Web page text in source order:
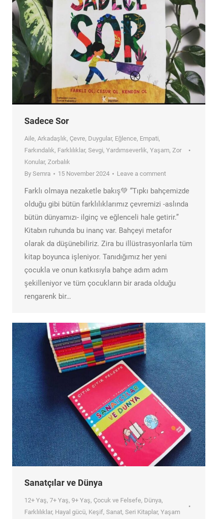
Sadece Sor
Aile, Arkadaşlık, Çevre, Duygular, Eğlence, Empati,
Farkındalık, Farklılıklar, Sevgi, Yardımseverlik, Yaşam, Zor
Konular, Zorbalık
By Semra 15 November 2024 Leave a comment
Farklı olmaya nezaketle bakış💚 “Tıpkı bahçemizde
olduğu gibi bütün farklılıklarımız çevremizi -aslında
bütün dünyamızı- ilginç ve eğlenceli hale getirir.”
Kitabın ruhunda bu inanç var. Bahçeyi metafor
olarak da düşünebiliriz. Zira bu illüstrasyonlarla tüm
kitap boyunca işleniyor. Tanıdığımız her yeni
çocukla ve onun katkısıyla bahçe adım adım
şekilleniyor ve tüm çocukların bir arada olduğu
rengarenk bir…
Sanatçılar ve Dünya
12+ Yaş, 7+ Yaş, 9+ Yaş, Çocuk ve Felsefe, Dünya,
Farklılıklar, Hayal gücü, Keşif, Sanat, Seri Kitaplar, Yaşam